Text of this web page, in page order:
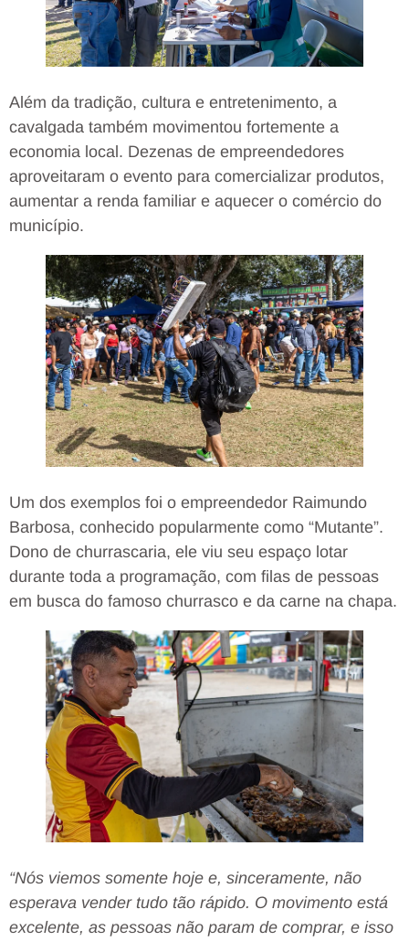
Além da tradição, cultura e entretenimento, a
cavalgada também movimentou fortemente a
economia local. Dezenas de empreendedores
aproveitaram o evento para comercializar produtos,
aumentar a renda familiar e aquecer o comércio do
município.
Um dos exemplos foi o empreendedor Raimundo
Barbosa, conhecido popularmente como “Mutante”.
Dono de churrascaria, ele viu seu espaço lotar
durante toda a programação, com filas de pessoas
em busca do famoso churrasco e da carne na chapa.
“Nós viemos somente hoje e, sinceramente, não
esperava vender tudo tão rápido. O movimento está
excelente, as pessoas não param de comprar, e isso